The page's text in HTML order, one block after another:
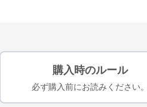
購入時のルール
必ず購入前にお読みください。